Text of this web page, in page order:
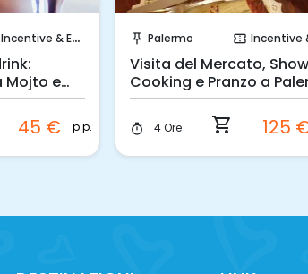
Incentive & Events
Mojto e
45 € p.p.
push_pin Palermo confirmation_number Incentive &
Visita del Mercato, Show
Cooking e Pranzo a
timer 4 Ore shopping_cart 125